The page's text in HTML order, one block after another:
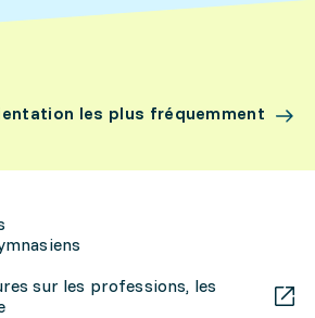
les plus fréquemment
sur les professions, les